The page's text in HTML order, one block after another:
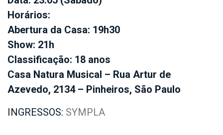
Horários:
Abertura da Casa: 19h30
Show: 21h
Classificação: 18 anos
Casa Natura Musical – Rua Artur de
Azevedo, 2134 – Pinheiros, São Paulo
INGRESSOS: SYMPLA